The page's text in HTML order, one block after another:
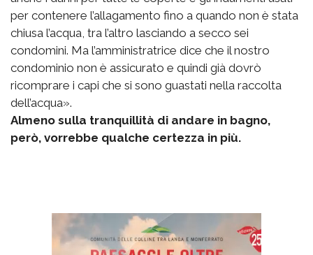
per contenere l’allagamento fino a quando non è stata
chiusa l’acqua, tra l’altro lasciando a secco sei
condomini. Ma l’amministratrice dice che il nostro
condominio non è assicurato e quindi già dovrò
ricomprare i capi che si sono guastati nella raccolta
dell’acqua».
Almeno sulla tranquillità di andare in bagno,
però, vorrebbe qualche certezza in più.